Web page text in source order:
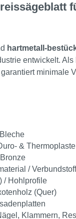
hartmetall-
entwickelt.
minimale
& Thermoplaste
/
/ Hohlprofile
(Quer)
Klammern,